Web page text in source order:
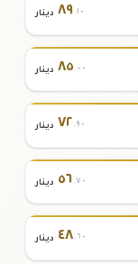
٨٩.١٠ دينار
٨٥ .٠٠ دينار
٧٢.٩٠ دينار
٥٦.٧٠ دينار
٤٨.٦٠ دينار